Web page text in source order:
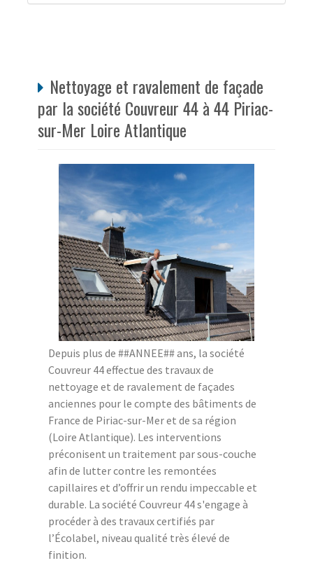
Nettoyage et ravalement de façade
par la société Couvreur 44 à 44 Piriac-
sur-Mer Loire Atlantique
Depuis plus de ##ANNEE## ans, la société
Couvreur 44 effectue des travaux de
nettoyage et de ravalement de façades
anciennes pour le compte des bâtiments de
France de Piriac-sur-Mer et de sa région
(Loire Atlantique). Les interventions
préconisent un traitement par sous-couche
afin de lutter contre les remontées
capillaires et d’offrir un rendu impeccable et
durable. La société Couvreur 44 s'engage à
procéder à des travaux certifiés par
l’Écolabel, niveau qualité très élevé de
finition.